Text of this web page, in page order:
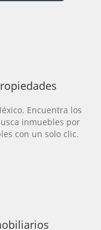
Encuentra los
inmuebles por
con un solo clic.